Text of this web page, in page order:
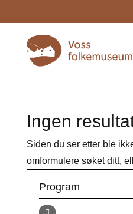
Ingen
Siden du ser etter ble
omformulere søket ditt,
Program